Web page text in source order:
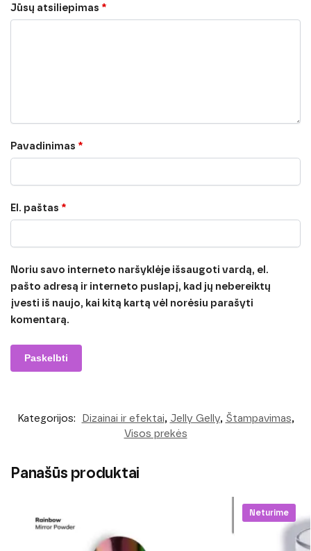
Jūsų atsiliepimas *
Pavadinimas *
El. paštas *
Noriu savo interneto naršyklėje išsaugoti vardą, el.
pašto adresą ir interneto puslapį, kad jų nebereiktų
įvesti iš naujo, kai kitą kartą vėl norėsiu parašyti
komentarą.
Kategorijos: Dizainai ir efektai, Jelly Gelly, Štampavimas,
Visos prekės
Panašūs produktai
Neturime